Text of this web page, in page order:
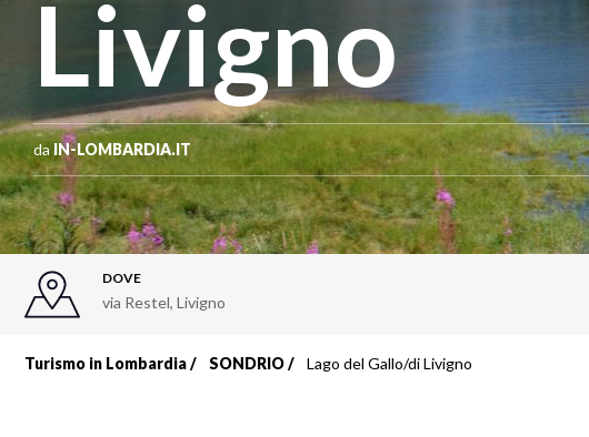
Livigno
da IN-LOMBARDIA.IT
DOVE
via Restel, Livigno
Turismo in Lombardia SONDRIO Lago del Gallo/di Livigno